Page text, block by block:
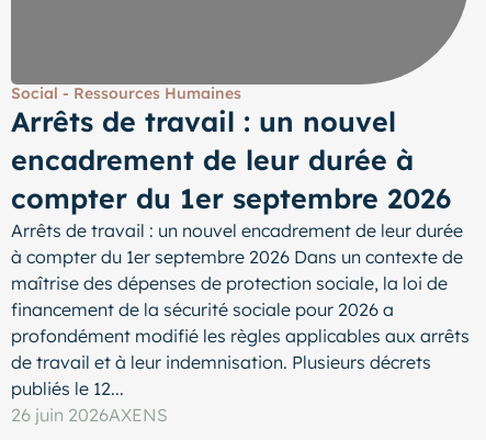
Social - Ressources Humaines
Arrêts de travail : un nouvel
encadrement de leur durée à
compter du 1er septembre 2026
Arrêts de travail : un nouvel encadrement de leur durée
à compter du 1er septembre 2026 Dans un contexte de
maîtrise des dépenses de protection sociale, la loi de
financement de la sécurité sociale pour 2026 a
profondément modifié les règles applicables aux arrêts
de travail et à leur indemnisation. Plusieurs décrets
publiés le 12...
26 juin 2026AXENS